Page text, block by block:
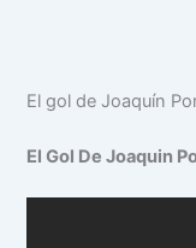
El gol de Joaquín
El Gol De Joaquin